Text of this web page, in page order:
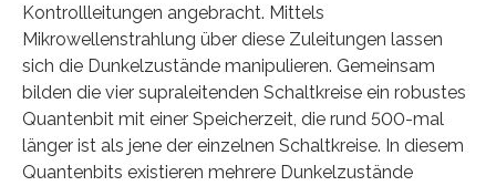
Kontrollleitungen angebracht. Mittels
Mikrowellenstrahlung über diese Zuleitungen lassen
sich die Dunkelzustände manipulieren. Gemeinsam
bilden die vier supraleitenden Schaltkreise ein robustes
Quantenbit mit einer Speicherzeit, die rund 500-mal
länger ist als jene der einzelnen Schaltkreise. In diesem
Quantenbits existieren mehrere Dunkelzustände